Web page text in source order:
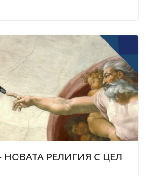
НОВАТА РЕЛИГИЯ С ЦЕЛ